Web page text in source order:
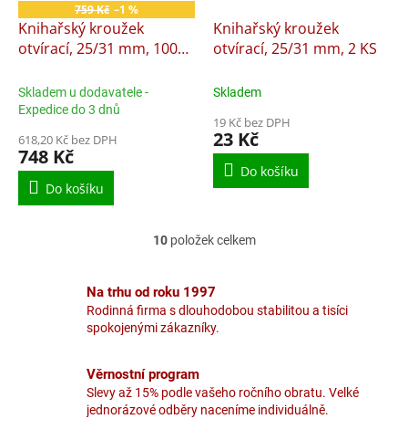
759 Kč –1 %
Knihařský kroužek
otvírací, 25/31 mm, 100
Skladem u dodavatele -
Expedice do 3 dnů
618,20 Kč bez DPH
748 Kč
Do košíku
Knihařský kroužek
otvírací, 25/31 mm, 2 KS
Skladem
19 Kč bez DPH
23 Kč
Do košíku
O
l
á
d
a
p
r
v
10položek celkem
Na trhu od roku 1997
Rodinná firma s dlouhodobou stabilitou a tisíci
spokojenými zákazníky.
Věrnostní program
Slevy až 15% podle vašeho ročního obratu. Velké
jednorázové odběry naceníme individuálně.